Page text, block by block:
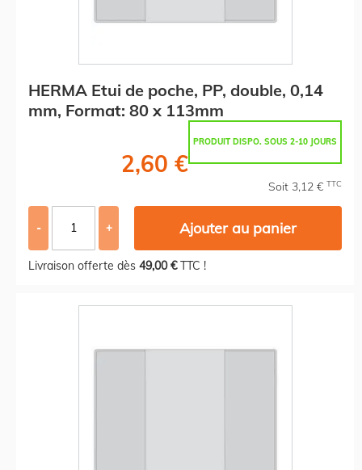
HERMA Etui de poche, PP, double, 0,14
mm, Format: 80 x 113mm
PRODUIT DISPO. SOUS 2-10 JOURS
2,60 €
Soit 3,12 € TTC
- + Ajouter au panier
Livraison offerte dès 49,00 €TTC !